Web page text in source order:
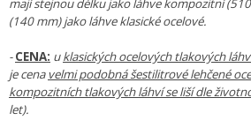
mají stejnou délku jako láhve kompozitní
(140 mm) jako láhve klasické ocelové.
-CENA: uklasických ocelových tlakových
je cenavelmi podobná šestilitrové lehčené
kompozitních tlakových láhví se liší dle
let).